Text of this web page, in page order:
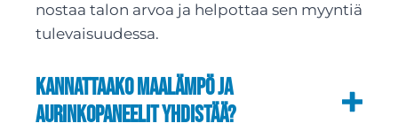
nostaa talon arvoa ja helpottaa sen myyntiä
tulevaisuudessa.
Kannattaako maalämpö ja
aurinkopaneelit yhdistää?